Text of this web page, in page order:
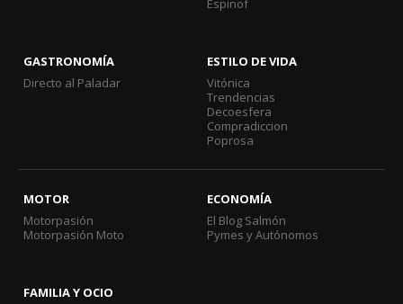
Espinof
GASTRONOMÍA
Directo al Paladar
ESTILO DE VIDA
Vitónica
Trendencias
Decoesfera
Compradiccion
Poprosa
MOTOR
Motorpasión
Motorpasión Moto
ECONOMÍA
El Blog Salmón
Pymes y Autónomos
FAMILIA Y OCIO